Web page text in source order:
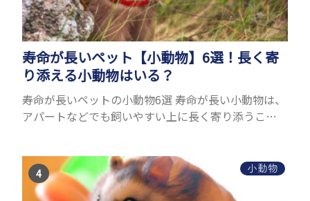
寿命が長いペット【小動物】6選！長く寄
り添える小動物はいる？
寿命が長いペットの小動物6選 寿命が長い小動物は、
アパートなどでも飼いやすい上に長く寄り添うこと
育のポイ...
小動物